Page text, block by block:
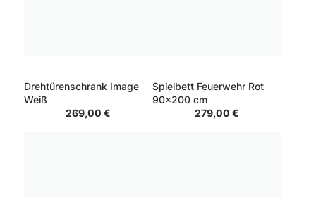
Drehtürenschrank Image
Weiß
269,00 €
Spielbett Feuerwehr Rot
90x200 cm
279,00 €